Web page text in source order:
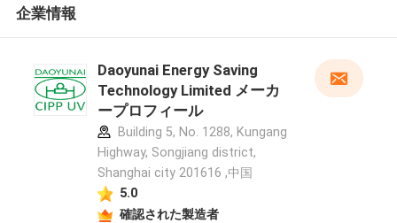
企業情報
Daoyunai Energy Saving
Technology Limited メーカ
ープロフィール
Building 5, No. 1288, Kungang
Highway, Songjiang district,
Shanghai city 201616 ,中国
5.0
確認された製造者